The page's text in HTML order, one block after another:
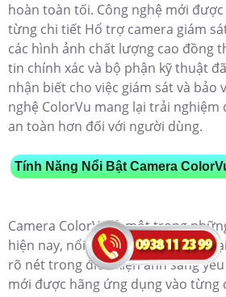
hoàn toàn tối. Công nghệ mới
từng chi tiết Hổ trợ camera giám
các hình ảnh chất lượng cao đồng
tin chính xác và bộ phận kỹ thuật
nhận biết cho việc giám sát và bảo
nghệ ColorVu mang lại trải nghiệm
an toàn hơn đối với người dùng.
Tính Năng Nổi Bật Camera
Camera ColorVu là một trong
hiện nay, nổi bật với khả năng ghi
rõ nét trong điều kiện ánh sáng
mới được hãng ứng dụng vào từng